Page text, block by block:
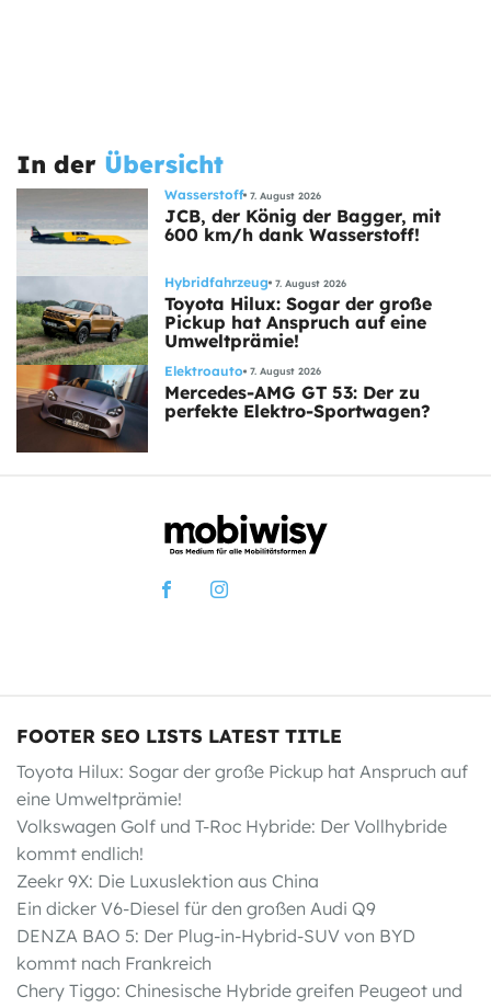
In der Übersicht
Wasserstoff 7. August 2026
JCB, der König der Bagger, mit
600 km/h dank Wasserstoff!
Hybridfahrzeug 7. August 2026
Toyota Hilux: Sogar der große
Pickup hat Anspruch auf eine
Umweltprämie!
Elektroauto 7. August 2026
Mercedes-AMG GT 53: Der zu
perfekte Elektro-Sportwagen?
FOOTER SEO LISTS LATEST TITLE
Toyota Hilux: Sogar der große Pickup hat Anspruch auf
eine Umweltprämie!
Volkswagen Golf und T-Roc Hybride: Der Vollhybride
kommt endlich!
Zeekr 9X: Die Luxuslektion aus China
Ein dicker V6-Diesel für den großen Audi Q9
DENZA BAO 5: Der Plug-in-Hybrid-SUV von BYD
kommt nach Frankreich
Chery Tiggo: Chinesische Hybride greifen Peugeot und